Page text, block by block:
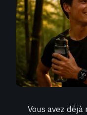
Vous avez